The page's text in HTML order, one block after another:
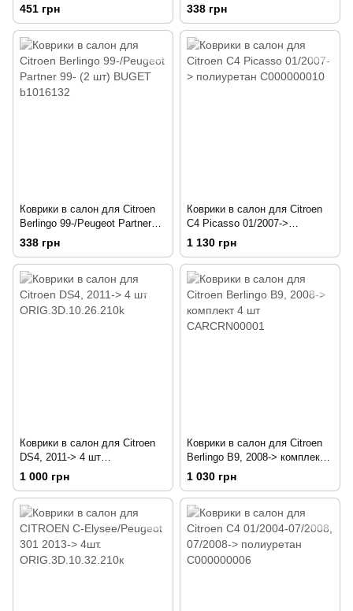
08- (4 шт) BUGET b1003014
451 грн 08- (2 шт) BUGET b1003012
338 грн
Коврики в салон для Citroen
Berlingo 99-/Peugeot Partner
99- (2 шт) BUGET b1016132
338 грн
Коврики в салон для Citroen
C4 Picasso 01/2007->
полиуретан C000000010
1 130 грн
Коврики в салон для Citroen
DS4, 2011-> 4 шт
ORIG.3D.10.26.210k
1 000 грн
Коврики в салон для Citroen
Berlingo B9, 2008-> комплект 4
шт CARCRN00001
1 030 грн